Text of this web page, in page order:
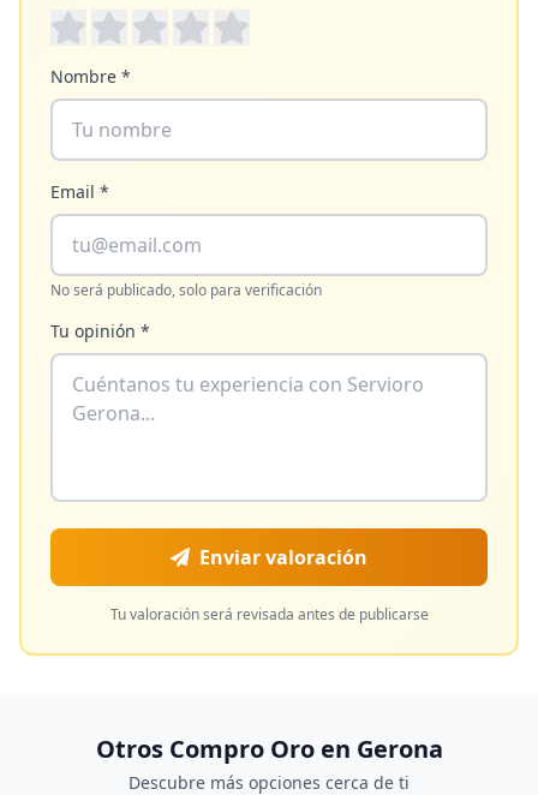
Nombre *
Email *
No será publicado, solo para verificación
Tu opinión *
Enviar valoración
Tu valoración será revisada antes de publicarse
Otros Compro Oro en Gerona
Descubre más opciones cerca de ti